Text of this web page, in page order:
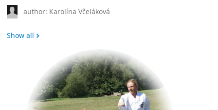
author: Karolína Včeláková
Show all